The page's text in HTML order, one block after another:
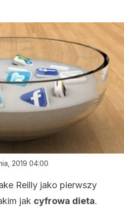
2019 04:00
Reilly jako pierwszy
jak cyfrowa dieta.